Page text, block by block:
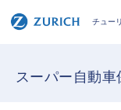
チュー
スーパー自動車